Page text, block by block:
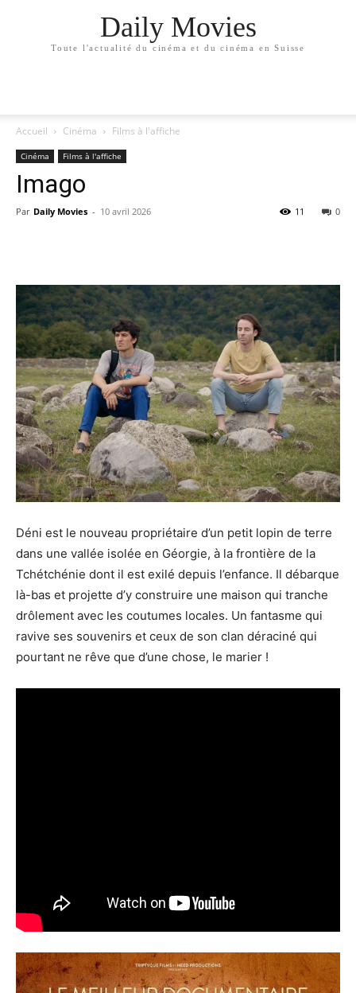
Daily Movies
Toute l'actualité du cinéma et du cinéma en Suisse
Accueil Cinéma Films à l'affiche
Cinéma Films à l'affiche
Imago
Par Daily Movies - 10 avril 2026 0
11
Déni est le nouveau propriétaire d’un petit lopin de terre
dans une vallée isolée en Géorgie, à la frontière de la
Tchétchénie dont il est exilé depuis l’enfance. Il débarque
là-bas et projette d’y construire une maison qui tranche
drôlement avec les coutumes locales. Un fantasme qui
ravive ses souvenirs et ceux de son clan déraciné qui
pourtant ne rêve que d’une chose, le marier !